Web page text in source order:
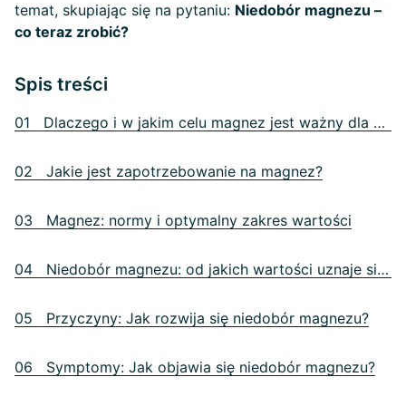
temat, skupiając się na pytaniu: Niedobór magnezu –
co teraz zrobić?
Spis treści
01 Dlaczego i w jakim celu magnez jest ważny dla organizmu?
02 Jakie jest zapotrzebowanie na magnez?
03 Magnez: normy i optymalny zakres wartości
04 Niedobór magnezu: od jakich wartości uznaje się, że masz niedobór
05 Przyczyny: Jak rozwija się niedobór magnezu?
06 Symptomy: Jak objawia się niedobór magnezu?